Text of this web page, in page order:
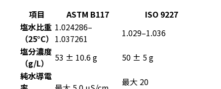
項目 ASTM B117
ISO 9227
塩水比重
（25°C）
1.024286–
1.037261
1.029–1.036
塩分濃度
（g/L）
53 ± 10.6 g
50 ± 5 g
純水導電
最大 20